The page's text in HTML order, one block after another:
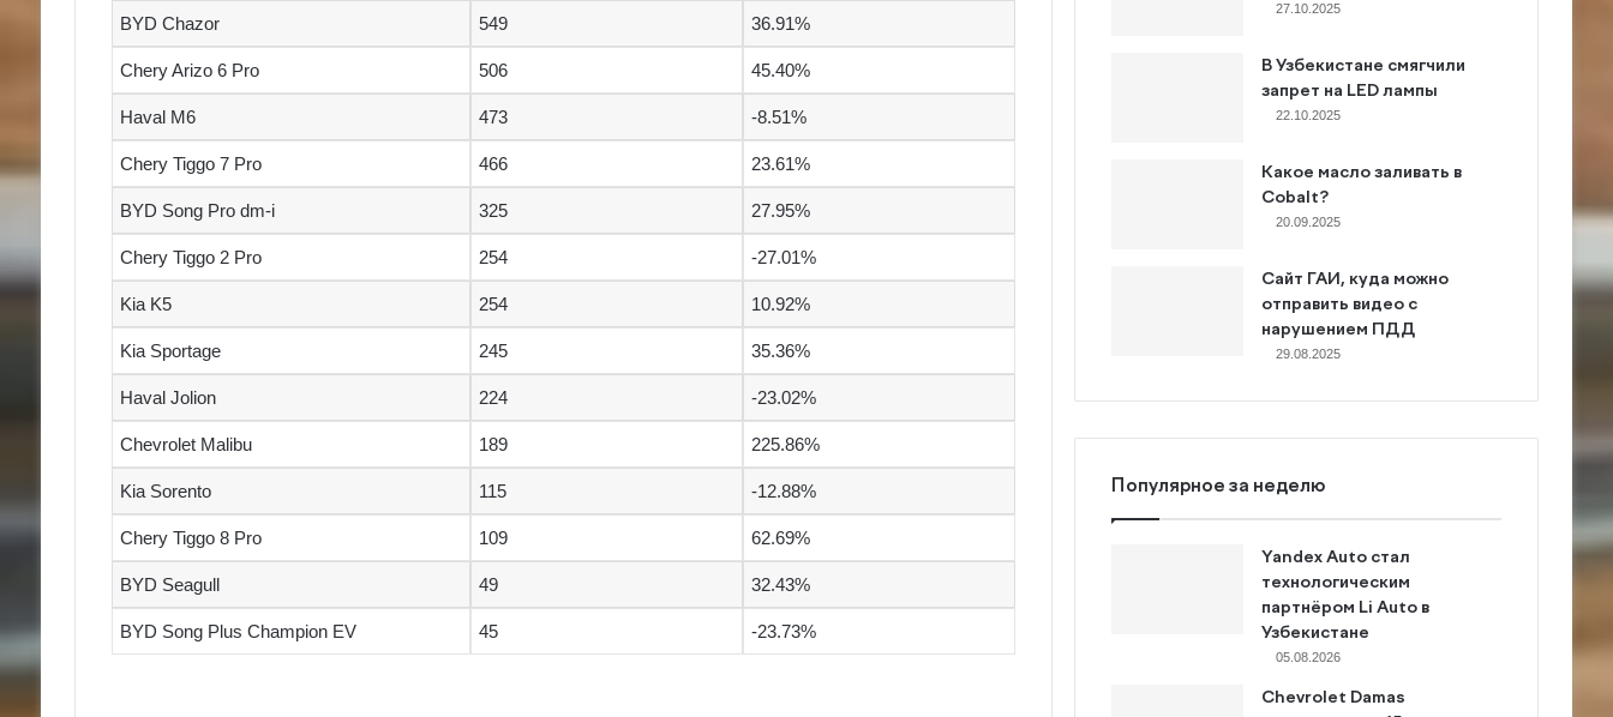
BYD Chazor 549 36.91%
Chery Arizo 6 Pro 506 45.40%
Haval M6 473 -8.51%
Chery Tiggo 7 Pro 466 23.61%
BYD Song Pro dm-i 325 27.95%
Chery Tiggo 2 Pro 254 -27.01%
Kia K5 254 10.92%
Kia Sportage 245 35.36%
Haval Jolion 224 -23.02%
Chevrolet Malibu 189 225.86%
Kia Sorento 115 -12.88%
Chery Tiggo 8 Pro 109 62.69%
BYD Seagull 49 32.43%
BYD Song Plus Champion EV 45 -23.73%
27.10.2025
В Узбекистане смягчили
запрет на LED лампы
22.10.2025
Какое масло заливать в
Cobalt?
20.09.2025
Сайт ГАИ, куда можно
отправить видео с
нарушением ПДД
29.08.2025
Популярное за неделю
Yandex Auto стал
технологическим
партнёром Li Auto в
Узбекистане
05.08.2026
Chevrolet Damas